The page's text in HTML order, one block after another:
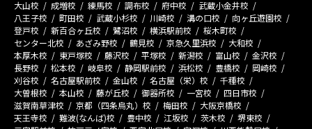
大山校
成増校 練馬校 調布校 府中校
武蔵小金井校
八王子校
町田校 武蔵小杉校 川崎校 溝の口校
向ヶ丘遊園校
登戸校
新百合ヶ丘校 鷺沼校 横浜駅前校
桜木町校
センター北校
あざみ野校 鶴見校 京急久里浜校
大和校
本厚木校
東戸塚校 藤沢校 平塚校 新潟校 富山校
金沢校
長野校
松本校 岐阜校 静岡駅前校 浜松校 豊橋校
岡崎校
刈谷校
名古屋駅前校 金山校 名古屋（栄）校
千種校
大曽根校
本山校 藤が丘校 御器所校 一宮校
四日市校
滋賀南草津校
京都（四条烏丸）校 梅田校
大阪京橋校
天王寺校
難波(なんば)校 豊中校 江坂校 茨木校
堺東校